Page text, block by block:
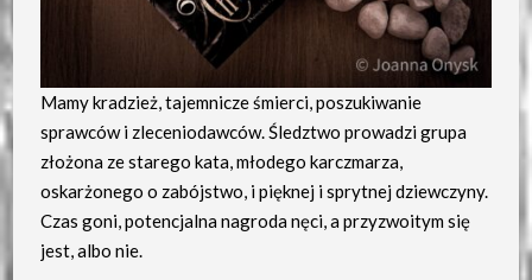
Mamy kradzież, tajemnicze śmierci, poszukiwanie
sprawców i zleceniodawców. Śledztwo prowadzi grupa
złożona ze starego kata, młodego karczmarza,
oskarżonego o zabójstwo, i pięknej i sprytnej dziewczyny.
Czas goni, potencjalna nagroda nęci, a przyzwoitym się
jest, albo nie.